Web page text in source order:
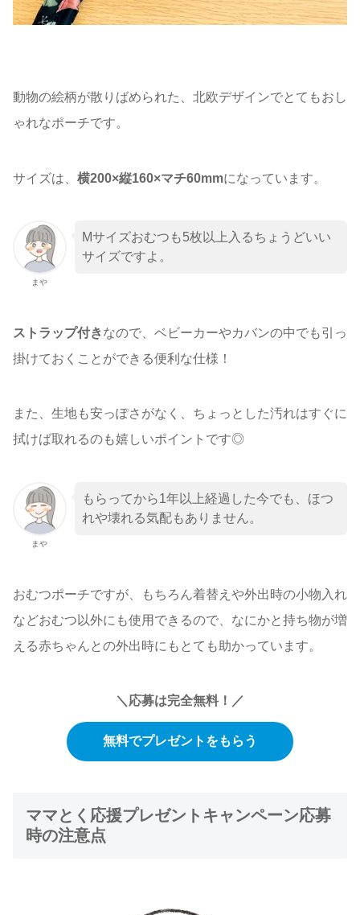
動物の絵柄が散りばめられた、北欧デザインでとてもおし
ゃれなポーチです。
サイズは、 横200×縦160×マチ60mmになっています。
まや
Mサイズおむつも5枚以上入るちょうどいい
サイズですよ。
ストラップ付きなので、ベビーカーやカバンの中でも引っ
掛けておくことができる便利な仕様！
また、生地も安っぽさがなく、ちょっとした汚れはすぐに
拭けば取れるのも嬉しいポイントです◎
まや
もらってから1年以上経過した今でも、ほつ
れや壊れる気配もありません。
おむつポーチですが、もちろん着替えや外出時の小物入れ
などおむつ以外にも使用できるので、なにかと持ち物が増
える赤ちゃんとの外出時にもとても助かっています。
＼応募は完全無料！／
無料でプレゼントをもらう
ママとく応援プレゼントキャンペーン応募
時の注意点